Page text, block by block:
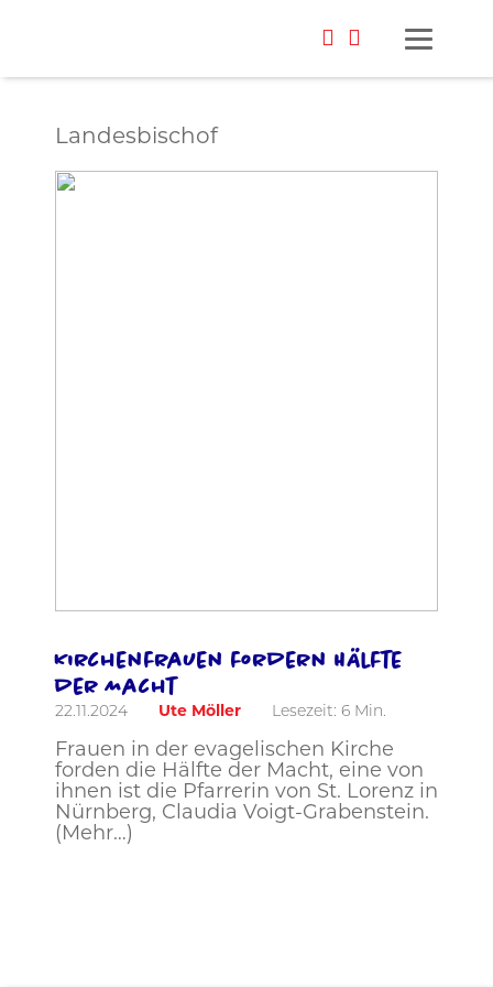
Landesbischof
Kirchenfrauen fordern Hälfte
der Macht
22.11.2024 Ute Möller Lesezeit: 6 Min.
Frauen in der evagelischen Kirche
forden die Hälfte der Macht, eine von
ihnen ist die Pfarrerin von St. Lorenz in
Nürnberg, Claudia Voigt-Grabenstein.
(Mehr…)